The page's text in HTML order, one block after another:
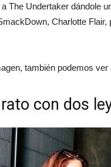
The Undertaker dándole
Charlotte
también podemos
con dos